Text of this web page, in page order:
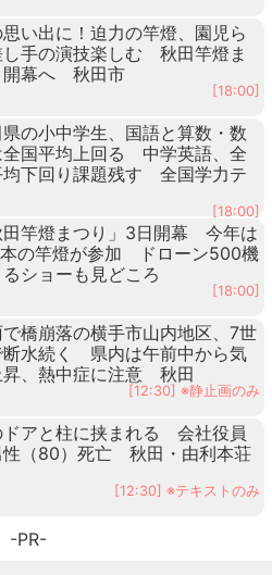
い出に！迫力の竿燈、園児ら
し手の演技楽しむ 秋田竿燈ま
開幕へ 秋田市
[18:00]
の小中学生、国語と算数・数
全国平均上回る 中学英語、全
均下回り課題残す 全国学力テ
[18:00]
田竿燈まつり」3日開幕 今年は
の竿燈が参加 ドローン500機
ショーも見どころ
[18:00]
で橋崩落の横手市山内地区、7世
断水続く 県内は午前中から気
昇、熱中症に注意 秋田
[12:30] ※静止画のみ
ドアと柱に挟まれる 会社役員
性（80）死亡 秋田・由利本荘
[12:30] ※テキストのみ
-PR-